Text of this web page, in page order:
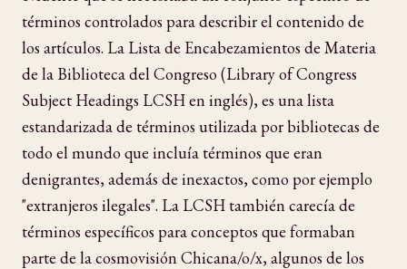
términos controlados para describir el contenido de
los artículos. La Lista de Encabezamientos de Materia
de la Biblioteca del Congreso (Library of Congress
Subject Headings LCSH en inglés), es una lista
estandarizada de términos utilizada por bibliotecas de
todo el mundo que incluía términos que eran
denigrantes, además de inexactos, como por ejemplo
"extranjeros ilegales". La LCSH también carecía de
términos específicos para conceptos que formaban
parte de la cosmovisión Chicana/o/x, algunos de los